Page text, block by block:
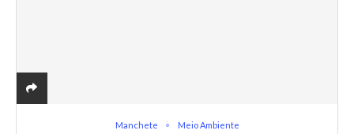
Manchete Meio Ambiente